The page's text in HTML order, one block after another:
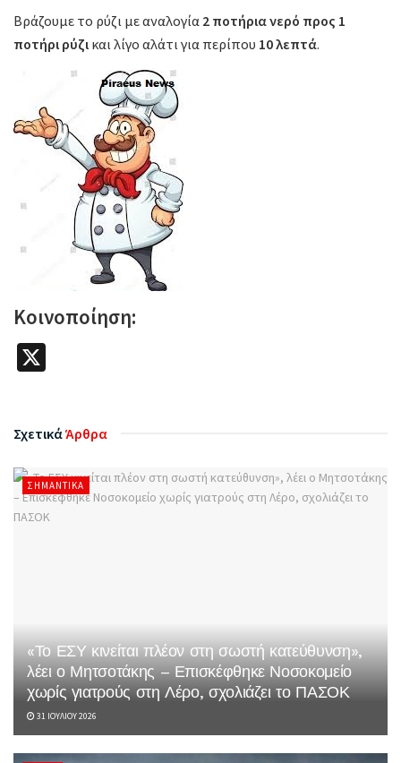
Βράζουμε το ρύζι με αναλογία 2 ποτήρια νερό προς 1
ποτήρι ρύζι και λίγο αλάτι για περίπου 10 λεπτά.
Κοινοποίηση:
ΣχετικάΆρθρα
ΣΗΜΑΝΤΙΚΆ
«Το ΕΣΥ κινείται πλέον στη σωστή κατεύθυνση»,
λέει ο Μητσοτάκης – Επισκέφθηκε Νοσοκομείο
χωρίς γιατρούς στη Λέρο, σχολιάζει το ΠΑΣΟΚ
31 ΙΟΥΛΊΟΥ 2026